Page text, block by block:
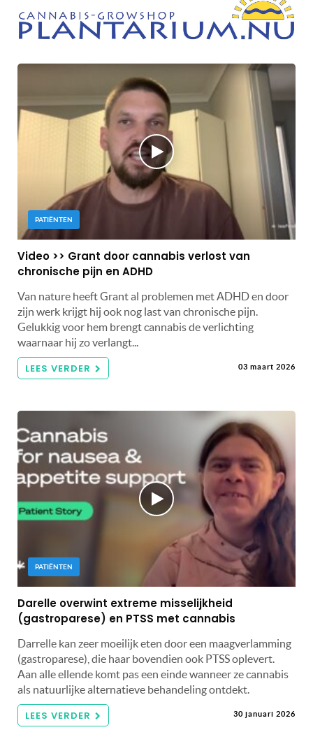
PATIËNTEN
Video >> Grant door cannabis verlost van
chronische pijn en ADHD
Van nature heeft Grant al problemen met ADHD en door
zijn werk krijgt hij ook nog last van chronische pijn.
Gelukkig voor hem brengt cannabis de verlichting
waarnaar hij zo verlangt...
LEES VERDER 03 maart 2026
PATIËNTEN
Darelle overwint extreme misselijkheid
(gastroparese) en PTSS met cannabis
Darrelle kan zeer moeilijk eten door een maagverlamming
(gastroparese), die haar bovendien ook PTSS oplevert.
Aan alle ellende komt pas een einde wanneer ze cannabis
als natuurlijke alternatieve behandeling ontdekt.
LEES VERDER 30 januari 2026